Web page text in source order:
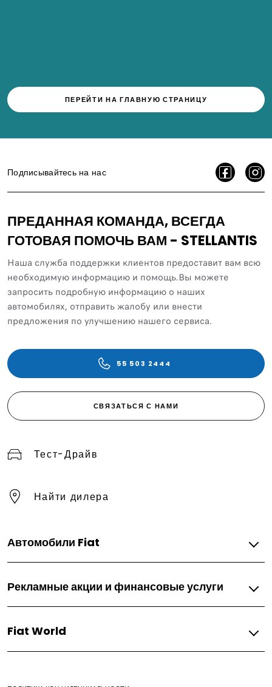
ПЕРЕЙТИ НА ГЛАВНУЮ СТРАНИЦУ
Подписывайтесь на нас
ПРЕДАННАЯ КОМАНДА, ВСЕГДА
ГОТОВАЯ ПОМОЧЬ ВАМ - STELLANTIS
Наша служба поддержки клиентов предоставит вам всю
необходимую информацию и помощь.Вы можете
запросить подробную информацию о наших
автомобилях, отправить жалобу или внести
предложения по улучшению нашего сервиса.
55 503 2444
СВЯЗАТЬСЯ С НАМИ
Тест-Драйв
Найти дилера
Автомобили Fiat
500
Tipo
Рекламные акции и финансовые услуги
Автомобильные акции
Fiat World